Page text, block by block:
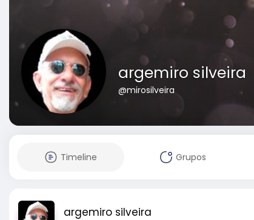
argemiro silveira
@mirosilveira
Timeline Grupos
argemiro silveira